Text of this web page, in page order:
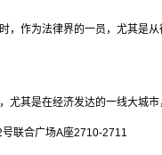
，作为法律界的一员，尤其是
尤其是在经济发达的一线大城
联合广场A座2710-2711